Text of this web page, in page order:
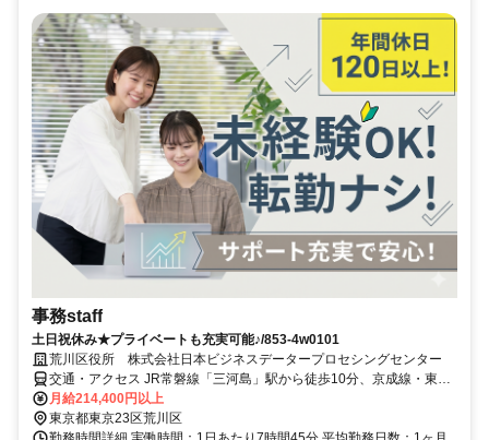
事務staff
土日祝休み★プライベートも充実可能♪/853-4w0101
荒川区役所 株式会社日本ビジネスデータープロセシングセンター
交通・アクセス JR常磐線「三河島」駅から徒歩10分、京成線・東京
メトロ千代田線「町屋」駅から徒歩12分
月給214,400円以上
東京都東京23区荒川区